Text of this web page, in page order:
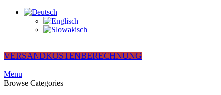
VERSANDKOSTENBERECHNUNG
Menu
Browse Categories